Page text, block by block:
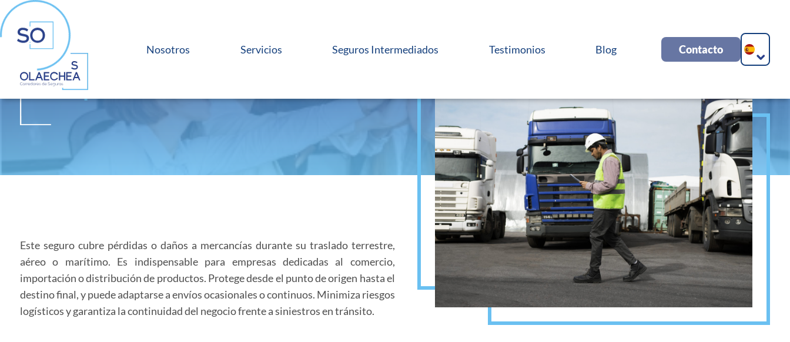
Nosotros Servicios Seguros Intermediados Testimonios Blog Contacto
Transporte
Este seguro cubre pérdidas o daños a mercancías durante su traslado terrestre,
aéreo o marítimo. Es indispensable para empresas dedicadas al comercio,
importación o distribución de productos. Protege desde el punto de origen hasta el
destino final, y puede adaptarse a envíos ocasionales o continuos. Minimiza riesgos
logísticos y garantiza la continuidad del negocio frente a siniestros en tránsito.